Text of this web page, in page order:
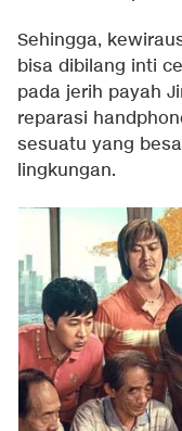
Sehingga,
bisa dibilang inti
pada jerih payah
reparasi
sesuatu yang
lingkungan.